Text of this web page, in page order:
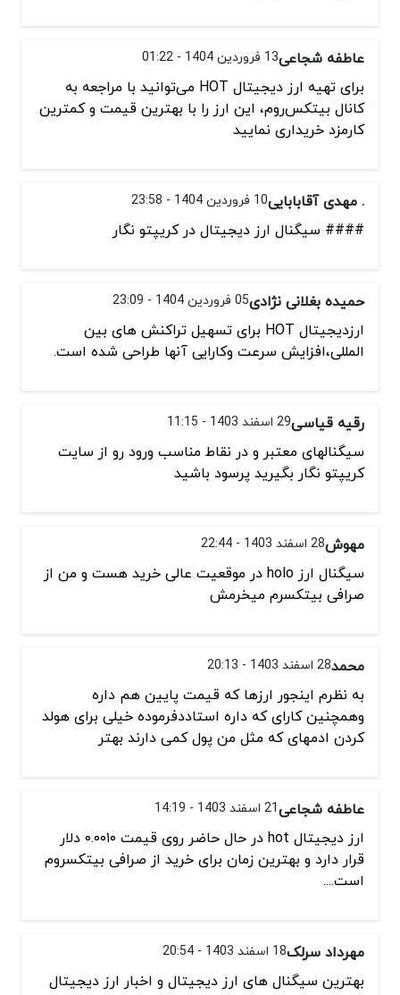
عاطفه شجاعی13 فروردین 1404 - 01:22
برای تهیه ارز دیجیتال HOT می‌توانید با مراجعه به
کانال بیتکس‌روم، این ارز را با بهترین قیمت و کمترین
کارمزد خریداری نمایید
. مهدی آقابابایی10 فروردین 1404 - 23:58
#### سیگنال ارز دیجیتال در کریپتو نگار
حمیده بغلانی نژادی05 فروردین 1404 - 23:09
ارزدیجیتال HOT برای تسهیل تراکنش های بین
المللی،افزایش سرعت وکارایی آنها طراحی شده است.
رقیه قیاسی29 اسفند 1403 - 11:15
سیگنالهای معتبر و در نقاط مناسب ورود رو از سایت
کریپتو نگار بگیرید پرسود باشید
مهوش28 اسفند 1403 - 22:44
سیگنال ارز holo در موقعیت عالی خرید هست و من از
صرافی بیتکسرم میخرمش
محمد28 اسفند 1403 - 20:13
به نظرم اینجور ارزها که قیمت پایین هم داره
وهمچنین کارای که داره استاددفرموده خیلی برای هولد
کردن ادمهای که مثل من پول کمی دارند بهتر
عاطفه شجاعی21 اسفند 1403 - 14:19
ارز دیجیتال hot در حال حاضر روی قیمت ۰.۰۰۱۰ دلار
قرار دارد و بهترین زمان برای خرید از صرافی بیتکسروم
است....
مهرداد سرلک18 اسفند 1403 - 20:54
بهترین سیگنال های ارز دیجیتال و اخبار ارز دیجیتال